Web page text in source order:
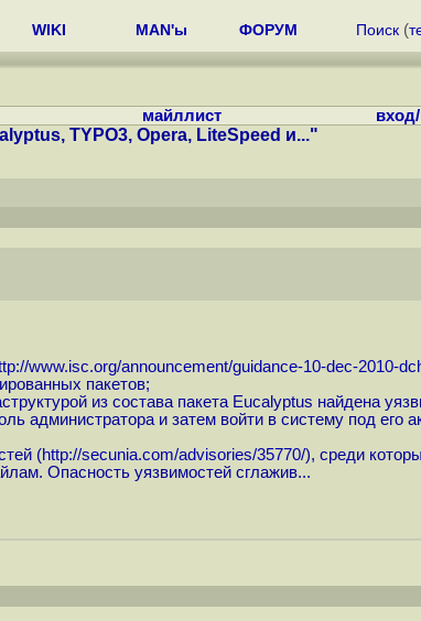
WIKI MAN'ы ФОРУМ Поиск (
майллист
TYPO3, Opera, LiteSpeed и..."
www.isc.org/announcement/guidance-10-dec-2010-
пакетов;
из состава пакета Eucalyptus найдена
администратора и затем войти в систему под его
(http://secunia.com/advisories/35770/), среди
Опасность уязвимостей сглажив...